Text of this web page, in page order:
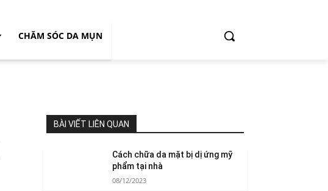
CHĂM SÓC DA MỤN
BÀI VIẾT LIÊN QUAN
Cách chữa da mặt bị dị ứng mỹ
phẩm tại nhà
08/12/2023